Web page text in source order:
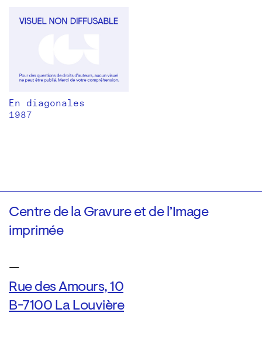
En diagonales
1987
Centre de la Gravure et de l’Image
imprimée
—
Rue des Amours, 10
B-7100 La Louvière